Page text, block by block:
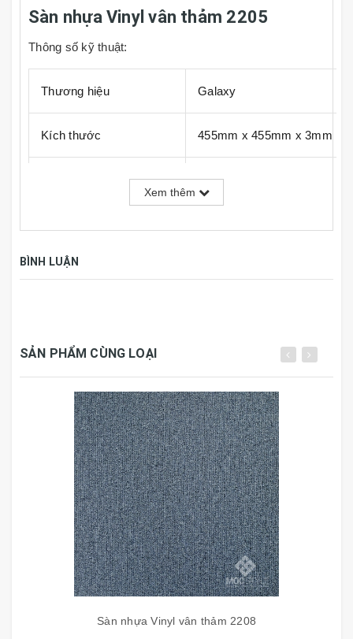
Sàn nhựa Vinyl vân thảm 2205
Thông số kỹ thuật:
Thương hiệu Galaxy
Kích thước 455mm x 455mm x 3mm
16 tấm, 3.31m2/thùng
Nước sản xuất
- Không cong vênh, mục nát mối mọt.
- Có thể chống tia tử ngoại (UV).
- Không kháng nước (vệ sinh lau chùi đơn giản).
- Thành phần cấu tạo được kiểm nghiệm không
chứa các loại chất độc hại.
- Độ giãn nỡ vì nhiệt rất thấp
- Dễ dàng tạo hình cắt gọt , thi công và lắp đặt
đơn giản.
Xem thêm
BÌNH LUẬN
SẢN PHẨM CÙNG LOẠI
Sàn nhựa Vinyl vân thảm 2208